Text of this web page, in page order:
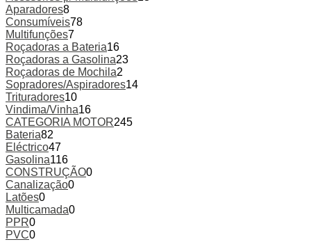
Aparadores8
Consumíveis78
Multifunções7
Roçadoras a Bateria16
Roçadoras a Gasolina23
Roçadoras de Mochila2
Sopradores/Aspiradores14
Trituradores10
Vindima/Vinha16
CATEGORIA MOTOR245
Bateria82
Eléctrico47
Gasolina116
CONSTRUÇÃO0
Canalização0
Latões0
Multicamada0
PPR0
PVC0